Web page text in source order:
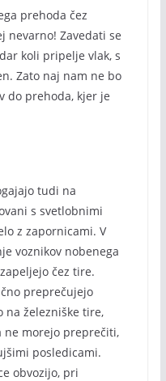
prehoda čez
nevarno! Zavedati se
koli pripelje vlak, s
Zato naj nam ne bo
do prehoda, kjer je
tudi na
s svetlobnimi
z zapornicami. V
voznikov nobenega
čez tire.
preprečujejo
na železniške tire,
ne morejo preprečiti,
posledicami.
obvozijo, pri